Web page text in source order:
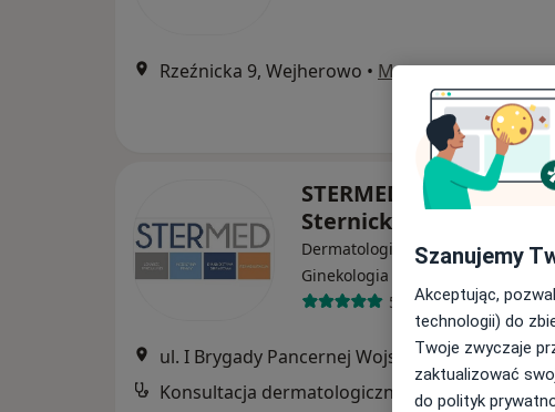
Rzeźnicka 9, Wejherowo • Mapa
STERMED Marcin
Sternicki
Dermatologia, Radiologia,
Ginekologia
505 opinii
ul. I Brygady Pancernej Wojska Polskiego 36, Wejherowo •
Konsultacja dermatologiczna
250
Szanujemy
Akceptując,
technologii) do
Twoje zwyczaje
zaktualizować
do polityk